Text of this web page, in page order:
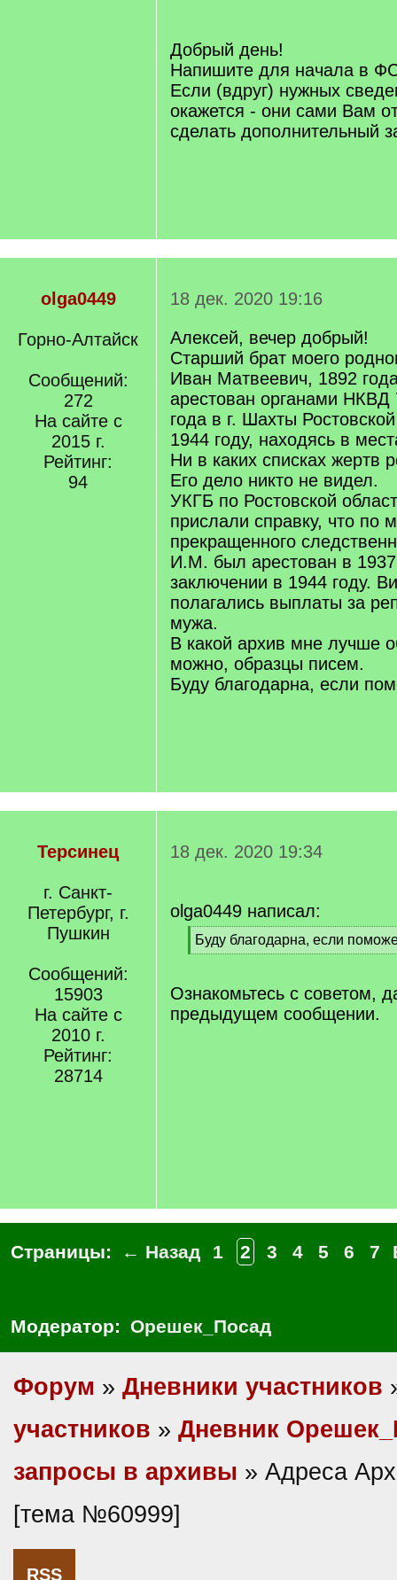
]
Добрый день!
Напишите для начала в
Если (вдруг) нужных
окажется - они сами Вам
сделать дополнительный
olga0449
Горно-Алтайск
Сообщений:
272
На сайте с
2015 г.
Рейтинг:
94
18 дек. 2020 19:16
Алексей, вечер добрый!
Старший брат моего
Иван Матвеевич, 1892
арестован органами НКВД
года в г. Шахты
1944 году, находясь в
Ни в каких списках жертв
Его дело никто не видел.
УКГБ по Ростовской
прислали справку, что по
прекращенного
И.М. был арестован в
заключении в 1944 году.
полагались выплаты за
мужа.
В какой архив мне лучше
можно, образцы писем.
Буду благодарна, если
Терсинец
г. Санкт-
Петербург, г.
Пушкин
Сообщений:
15903
На сайте с
2010 г.
Рейтинг:
28714
18 дек. 2020 19:34
olga0449 написал:
[
q
Буду благодарна, если
[
q
]
Ознакомьтесь с советом,
предыдущем сообщении.
Страницы: ← Назад 1 2 3 4 5 6 7
Модератор: Орешек_Посад
Форум » Дневники участников
участников » Дневник
запросы в архивы » Адреса
[тема №60999]
RSS